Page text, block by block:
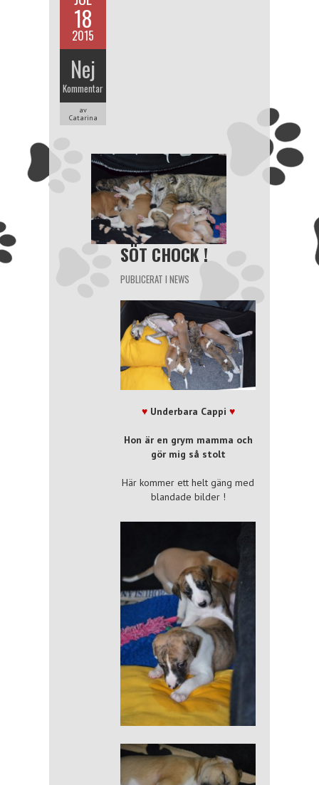
18
2015
Nej
Kommentar
av
Catarina
SÖT CHOCK !
PUBLICERAT I NEWS
♥Underbara Cappi ♥
Hon är en grym mamma och
gör mig så stolt
Här kommer ett helt gäng med
blandade bilder !